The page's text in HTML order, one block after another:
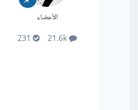
الأعضاء